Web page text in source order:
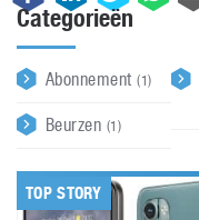
Categorieën
Abonnement(1)
Beurzen (1)
TOP STORY